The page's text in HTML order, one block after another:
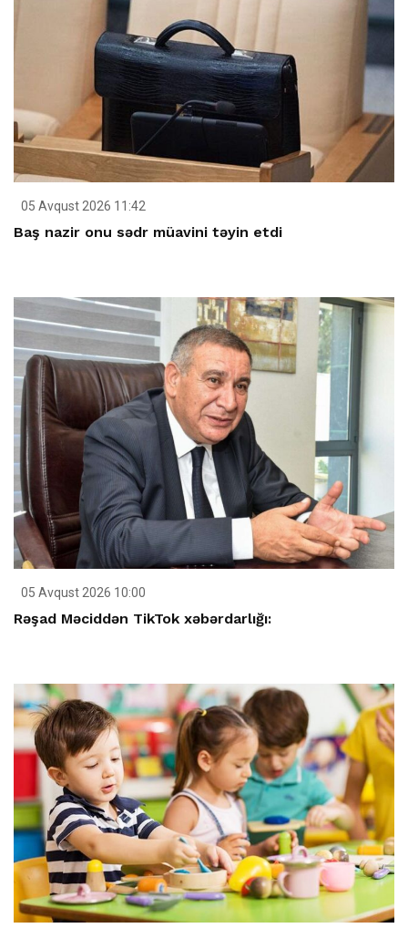
05 Avqust 2026 11:42
Baş nazir onu sədr müavini təyin etdi
05 Avqust 2026 10:00
Rəşad Məciddən TikTok xəbərdarlığı: